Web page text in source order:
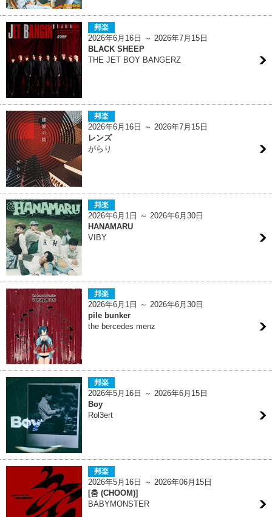
邦楽
2026年6月16日 ～ 2026年7月15日
BLACK SHEEP
THE JET BOY BANGERZ
邦楽
2026年6月16日 ～ 2026年7月15日
レンズ
がらり
邦楽
2026年6月1日 ～ 2026年6月30日
HANAMARU
VIBY
邦楽
2026年6月1日 ～ 2026年6月30日
pile bunker
the bercedes menz
邦楽
2026年5月16日 ～ 2026年6月15日
Boy
Rol3ert
邦楽
2026年5月16日 ～ 2026年06月15日
[춤 (CHOOM)]
BABYMONSTER